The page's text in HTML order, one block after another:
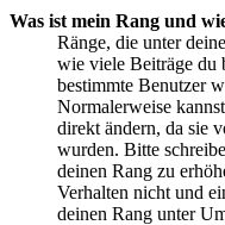
Was ist mein Rang und
Ränge, die unter
wie viele Beiträge du
bestimmte Benutzer
Normalerweise
direkt ändern, da sie
wurden. Bitte
deinen Rang zu
Verhalten nicht und
deinen Rang unter